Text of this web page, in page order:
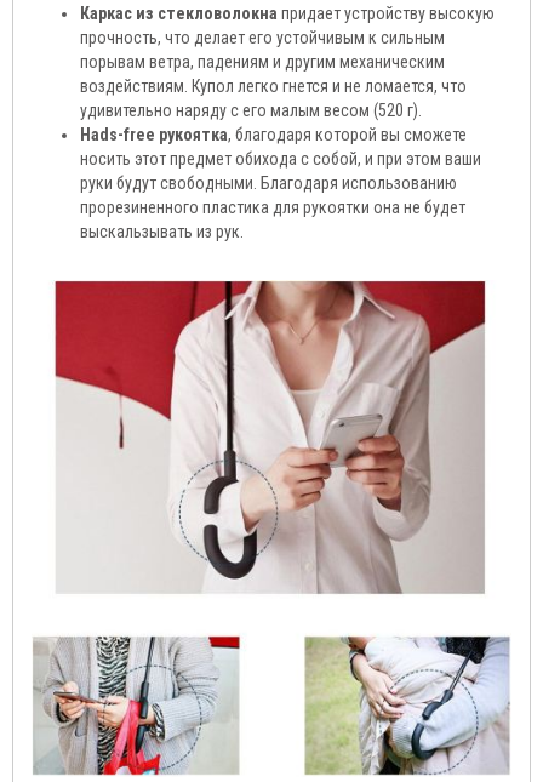
Каркас из стекловолокна придает устройству высокую
прочность, что делает его устойчивым к сильным
порывам ветра, падениям и другим механическим
воздействиям. Купол легко гнется и не ломается, что
удивительно наряду с его малым весом (520 г).
Hads-free рукоятка, благодаря которой вы сможете
носить этот предмет обихода с собой, и при этом ваши
руки будут свободными. Благодаря использованию
прорезиненного пластика для рукоятки она не будет
выскальзывать из рук.